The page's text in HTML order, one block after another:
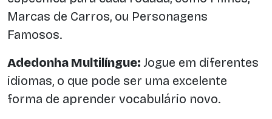
Marcas de Carros, ou Personagens
Famosos.
Adedonha Multilíngue: Jogue em diferentes
idiomas, o que pode ser uma excelente
forma de aprender vocabulário novo.